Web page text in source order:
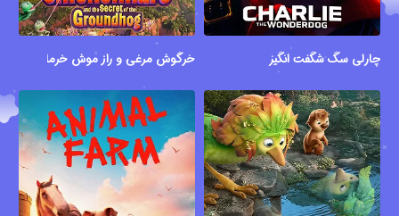
چارلی سگ شگفت انگیز خرگوش مرغی و راز موش خرما